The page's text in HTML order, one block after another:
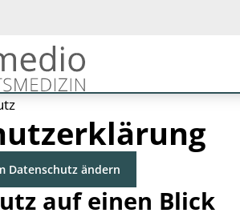
Datenschutz ändern
auf einen Blick